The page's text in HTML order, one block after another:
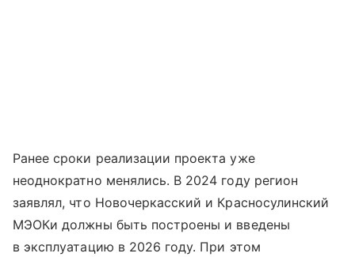
Ранее сроки реализации проекта уже
неоднократно менялись. В 2024 году регион
заявлял, что Новочеркасский и Красносулинский
МЭОКи должны быть построены и введены
в эксплуатацию в 2026 году. При этом